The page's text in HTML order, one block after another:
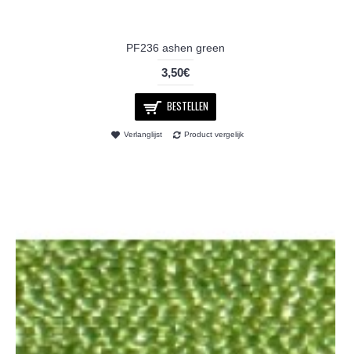
PF236 ashen green
3,50€
BESTELLEN
Verlanglijst Product vergelijk